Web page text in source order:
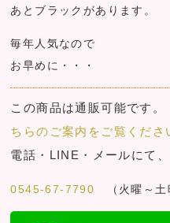
あとブラックがあります。
毎年人気なので
お早めに・・・
この商品は通販可能です。
ちらのご案内をご覧くださ
電話・LINE・メールにて
0545-67-7790 （火曜～土